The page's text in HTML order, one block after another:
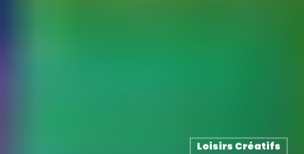
Loisirs Créatifs